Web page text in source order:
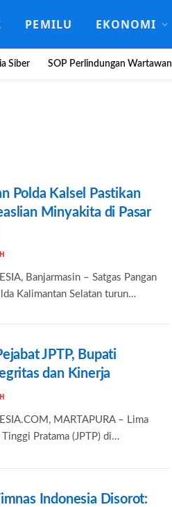
PEMILU EKONOMI
Siber SOP Perlindungan Wartawan
Polda Kalsel Pastikan
Minyakita di Pasar
Banjarmasin – Satgas Pangan
Kalimantan Selatan turun…
JPTP, Bupati
dan Kinerja
MARTAPURA – Lima
Pratama (JPTP) di…
Indonesia Disorot: